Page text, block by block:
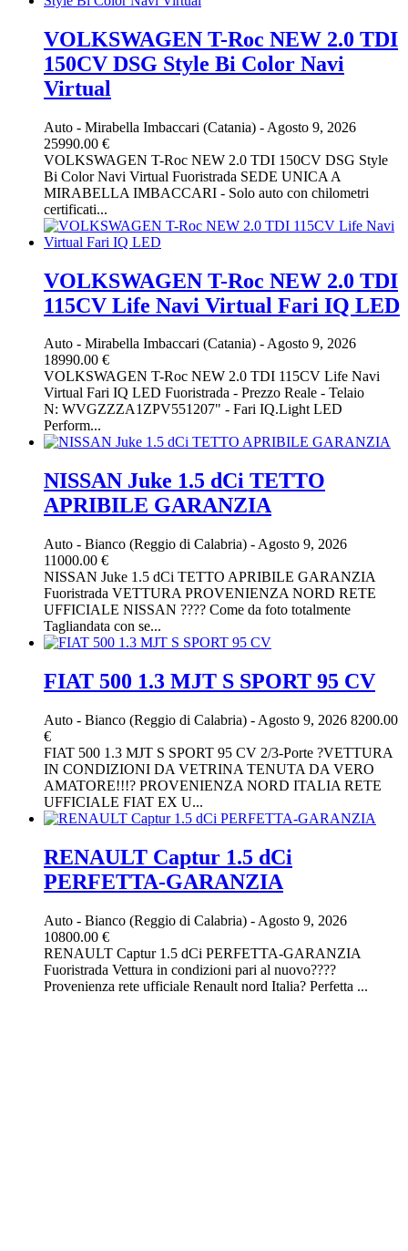
VOLKSWAGEN T-Roc NEW 2.0 TDI
150CV DSG Style Bi Color Navi
Virtual
Auto - Mirabella Imbaccari (Catania) - Agosto 9, 2026
25990.00 €
VOLKSWAGEN T-Roc NEW 2.0 TDI 150CV DSG Style
Bi Color Navi Virtual Fuoristrada SEDE UNICA A
MIRABELLA IMBACCARI - Solo auto con chilometri
certificati...
VOLKSWAGEN T-Roc NEW 2.0 TDI
115CV Life Navi Virtual Fari IQ LED
Auto - Mirabella Imbaccari (Catania) -Agosto 9, 2026
18990.00 €
VOLKSWAGEN T-Roc NEW 2.0 TDI 115CV Life Navi
Virtual Fari IQ LED Fuoristrada - Prezzo Reale - Telaio
N: WVGZZZA1ZPV551207" - Fari IQ.Light LED
Perform...
NISSAN Juke 1.5 dCi TETTO
APRIBILE GARANZIA
Auto - Bianco (Reggio di Calabria) - Agosto 9, 2026
11000.00 €
NISSAN Juke 1.5 dCi TETTO APRIBILE GARANZIA
Fuoristrada VETTURA PROVENIENZA NORD RETE
UFFICIALE NISSAN ???? Come da foto totalmente
Tagliandata con se...
FIAT 500 1.3 MJT S SPORT 95 CV
Auto - Bianco (Reggio di Calabria) - Agosto 9, 2026 8200.00
€
FIAT 500 1.3 MJT S SPORT 95 CV 2/3-Porte ?VETTURA
IN CONDIZIONI DA VETRINA TENUTA DA VERO
AMATORE!!!? PROVENIENZA NORD ITALIA RETE
UFFICIALE FIAT EX U...
RENAULT Captur 1.5 dCi
PERFETTA-GARANZIA
Auto - Bianco (Reggio di Calabria) - Agosto 9, 2026
10800.00 €
RENAULT Captur 1.5 dCi PERFETTA-GARANZIA
Fuoristrada Vettura in condizioni pari al nuovo????
Provenienza rete ufficiale Renault nord Italia? Perfetta ...